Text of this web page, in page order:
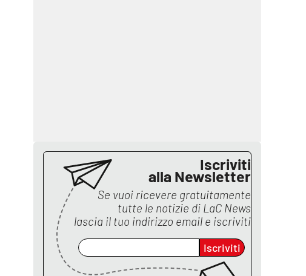
Iscriviti
alla Newsletter
Se vuoi ricevere gratuitamente
tutte le notizie di LaC News
lascia il tuo indirizzo email e iscriviti
Iscriviti